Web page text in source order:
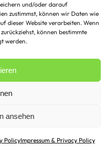
und/oder darauf
zustimmst, können wir Daten wie
dieser Website verarbeiten. Wenn
können bestimmte
werden.
ansehen
PolicyImpressum & Privacy Policy